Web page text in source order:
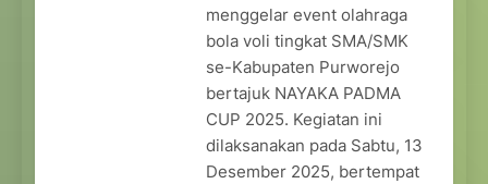
menggelar event olahraga
bola voli tingkat SMA/SMK
se-Kabupaten Purworejo
bertajuk NAYAKA PADMA
CUP 2025. Kegiatan ini
dilaksanakan pada Sabtu, 13
Desember 2025, bertempat